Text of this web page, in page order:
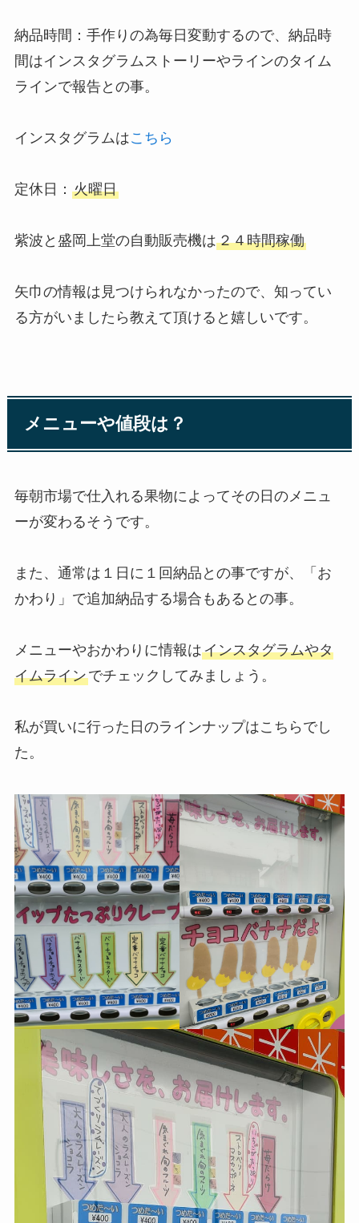
納品時間：手作りの為毎日変動するので、納品時
間はインスタグラムストーリーやラインのタイム
ラインで報告との事。
インスタグラムはこちら
定休日： 火曜日
紫波と盛岡上堂の自動販売機は２４時間稼働
矢巾の情報は見つけられなかったので、知ってい
る方がいましたら教えて頂けると嬉しいです。
メニューや値段は？
毎朝市場で仕入れる果物によってその日のメニュ
ーが変わるそうです。
また、通常は１日に１回納品との事ですが、「お
かわり」で追加納品する場合もあるとの事。
メニューやおかわりに情報はインスタグラムやタ
イムラインでチェックしてみましょう。
私が買いに行った日のラインナップはこちらでし
た。